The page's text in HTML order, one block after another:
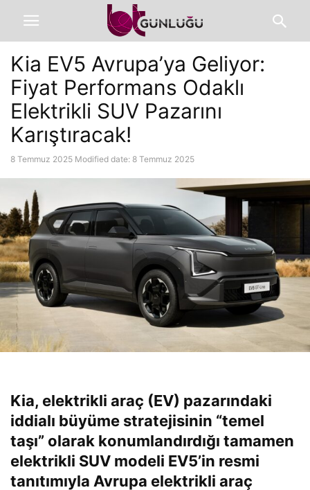
Kia EV5 Avrupa’ya Geliyor:
Fiyat Performans Odaklı
Elektrikli SUV Pazarını
Karıştıracak!
8 Temmuz 2025 Modified date: 8 Temmuz 2025
Kia, elektrikli araç (EV) pazarındaki
iddialı büyüme stratejisinin “temel
taşı” olarak konumlandırdığı tamamen
elektrikli SUV modeli EV5’in resmi
tanıtımıyla Avrupa elektrikli araç